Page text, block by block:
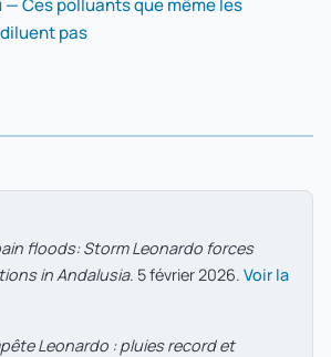
— Ces polluants que même les
pas
floods: Storm Leonardo forces
in Andalusia. 5 février 2026. Voir la
Leonardo : pluies record et